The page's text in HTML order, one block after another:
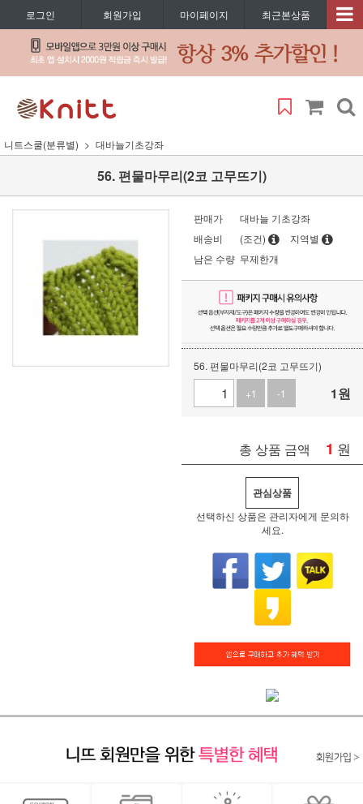
로그인 회원가입 마이페이지 최근본상품
니트스쿨(분류별) 대바늘기초강좌
56. 편물마무리(2코 고무뜨기)
판매가
대바늘 기초강좌
배송비
(조건)
지역별
남은 수량 무제한개
56. 편물마무리(2코 고무뜨기)
+1
-1 1원
총 상품 금액 1 원
관심상품
선택하신 상품은 관리자에게 문의하
세요.